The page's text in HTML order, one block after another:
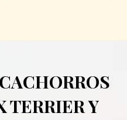
TERRIER Y